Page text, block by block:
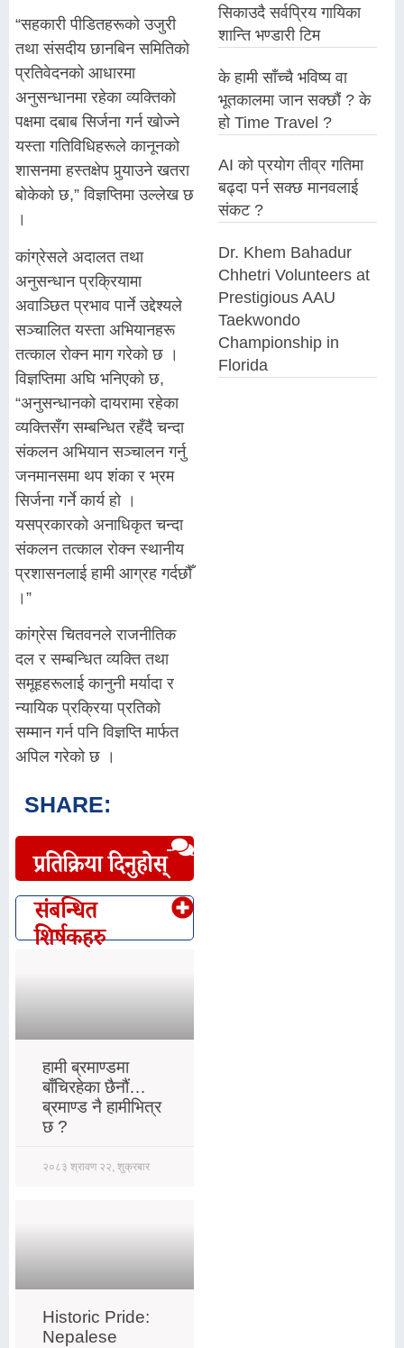
“सहकारी पीडितहरूको उजुरी
तथा संसदीय छानबिन समितिको
प्रतिवेदनको आधारमा
अनुसन्धानमा रहेका व्यक्तिको
पक्षमा दबाब सिर्जना गर्न खोज्ने
यस्ता गतिविधिहरूले कानूनको
शासनमा हस्तक्षेप पुर्‍याउने खतरा
बोकेको छ,” विज्ञप्तिमा उल्लेख छ
।
कांग्रेसले अदालत तथा
अनुसन्धान प्रक्रियामा
अवाञ्छित प्रभाव पार्ने उद्देश्यले
सञ्चालित यस्ता अभियानहरू
तत्काल रोक्न माग गरेको छ ।
विज्ञप्तिमा अघि भनिएको छ,
“अनुसन्धानको दायरामा रहेका
व्यक्तिसँग सम्बन्धित रहँदै चन्दा
संकलन अभियान सञ्चालन गर्नु
जनमानसमा थप शंका र भ्रम
सिर्जना गर्ने कार्य हो ।
यसप्रकारको अनाधिकृत चन्दा
संकलन तत्काल रोक्न स्थानीय
प्रशासनलाई हामी आग्रह गर्दछौँ
।”
कांग्रेस चितवनले राजनीतिक
दल र सम्बन्धित व्यक्ति तथा
समूहहरूलाई कानुनी मर्यादा र
न्यायिक प्रक्रिया प्रतिको
सम्मान गर्न पनि विज्ञप्ति मार्फत
अपिल गरेको छ ।
SHARE:
प्रतिक्रिया दिनुहोस्
संबन्धित
शिर्षकहरु
हामी ब्रमाण्डमा
बाँचिरहेका छैनौं…
ब्रमाण्ड नै हामीभित्र
छ ?
२०८३ श्रावण २२, शुक्रबार
Historic Pride:
Nepalese
सिकाउदै सर्वप्रिय गायिका
शान्ति भण्डारी टिम
के हामी साँच्चै भविष्य वा
भूतकालमा जान सक्छौं ? के
हो Time Travel ?
AI को प्रयोग तीव्र गतिमा
बढ्दा पर्न सक्छ मानवलाई
संकट ?
Dr. Khem Bahadur
Chhetri Volunteers at
Prestigious AAU
Taekwondo
Championship in
Florida